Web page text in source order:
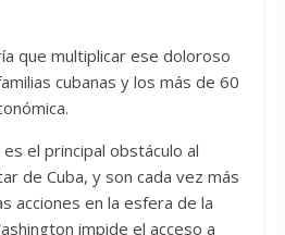
que multiplicar ese doloroso
cubanas y los más de 60
el principal obstáculo al
de Cuba, y son cada vez más
acciones en la esfera de la
impide el acceso a